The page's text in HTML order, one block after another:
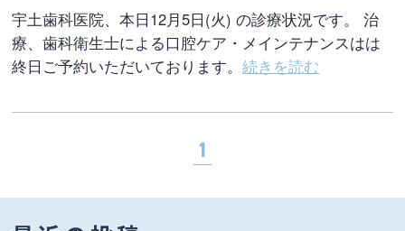
宇土歯科医院、本日12月5日(火) の診療状況です。 治
療、歯科衛生士による口腔ケア・メインテナンスはは
終日ご予約いただいております。続きを読む
1